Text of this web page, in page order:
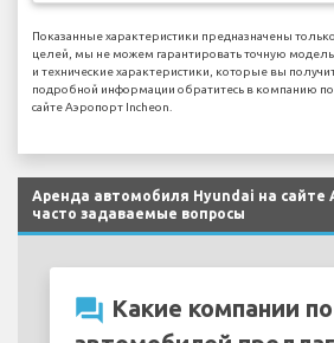
Показанные характеристики предназначены
целей, мы не можем гарантировать точную
и технические характеристики, которые вы
подробной информации обратитесь в компанию
сайте Аэропорт Incheon.
Аренда автомобиля Hyundai на сайте
часто задаваемые вопросы
question_answer Какие компании